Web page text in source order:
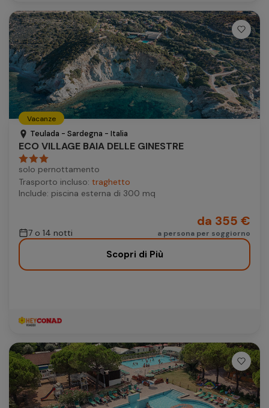
Vacanze
Teulada - Sardegna - Italia
ECO VILLAGE BAIA DELLE GINESTRE
solo pernottamento
Trasporto incluso: traghetto
Include: piscina esterna di 300 mq
7 o 14 notti
da 355 €
a persona per soggiorno
Scopri di Più